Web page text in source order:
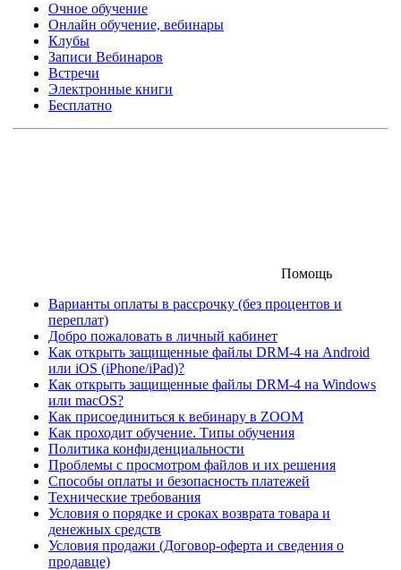
Очное обучение
Онлайн обучение, вебинары
Клубы
Записи Вебинаров
Встречи
Электронные книги
Бесплатно
Помощь
Варианты оплаты в рассрочку (без процентов и
переплат)
Добро пожаловать в личный кабинет
Как открыть защищенные файлы DRM-4 на Android
или iOS (iPhone/iPad)?
Как открыть защищенные файлы DRM-4 на Windows
или macOS?
Как присоединиться к вебинару в ZOOM
Как проходит обучение. Типы обучения
Политика конфиденциальности
Проблемы с просмотром файлов и их решения
Способы оплаты и безопасность платежей
Технические требования
Условия о порядке и сроках возврата товара и
денежных средств
Условия продажи (Договор-оферта и сведения о
продавце)